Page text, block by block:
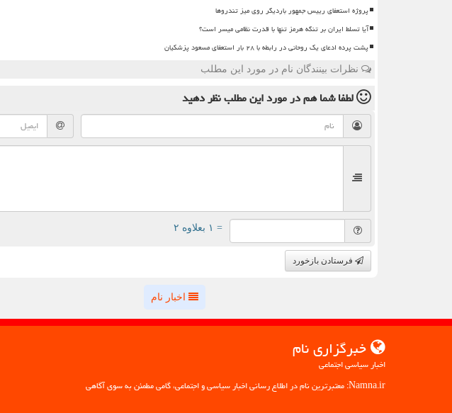
پروژه استعفای رییس جمهور باردیگر روی میز تندروها
آیا تسلط ایران بر تنگه هرمز تنها با قدرت نظامی میسر است؟
پشت پرده ادعای یک روحانی در رابطه با ۲۸ بار استعفای مسعود پزشکیان
نظرات بینندگان نام در مورد این مطلب
لطفا شما همدر مورد این مطلبنظر دهید
= ۱ بعلاوه ۲
فرستادن بازخورد
اخبار نام
خبرگزاری نام
اخبار سیاسی اجتماعی
Namna.ir: معتبرترین نام در اطلاع رسانی اخبار سیاسی و اجتماعی، گامی مطمئن به سوی آگاهی